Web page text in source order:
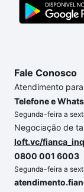
Fale Conosco
Atendimento
Telefone e
Segunda-feira a
Negociação de
loft.vc/
0800 001 6003
Segunda-feira a